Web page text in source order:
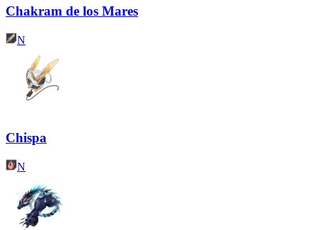
Chakram de los Mares
N
Chispa
N